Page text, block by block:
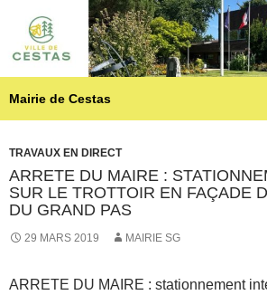
Mairie de Cestas
CONTENU
TRAVAUX EN DIRECT
ARRETE DU MAIRE :
SUR LE TROTTOIR EN FAÇADE
DU GRAND PAS
29 MARS 2019 MAIRIE SG
ARRETE DU MAIRE : stationnement